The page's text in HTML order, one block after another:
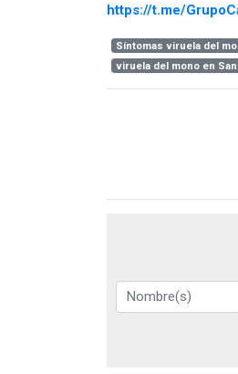
https://t.me/
Síntomas viruela del
viruela del mono en